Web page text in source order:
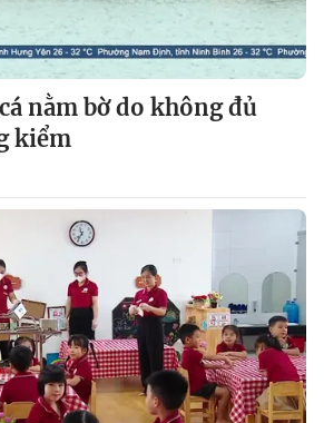
nằm bờ do không đủ
kiểm